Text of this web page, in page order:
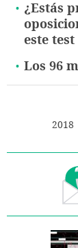
¿Estás
este test
Los 96
2018